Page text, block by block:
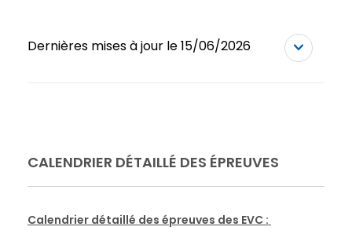
Dernières mises à jour le 15/06/2026
CALENDRIER DÉTAILLÉ DES ÉPREUVES
Calendrier détaillé des épreuves des EVC :